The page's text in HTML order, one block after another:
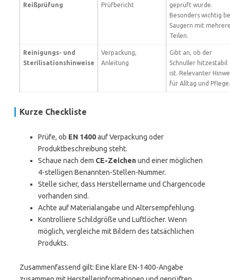
Reißprüfung
Prüfbericht
geprüft wurde.
Besonders wichtig
Saugern mit
Teilen.
Reinigungs- und
Sterilisationshinweise
Verpackung,
Anleitung
Gibt an, ob der
Schnuller hitzestabil
ist. Relevanter
für Alltag und Pflege.
Kurze Checkliste
Prüfe, ob EN 1400auf Verpackung oder
Produktbeschreibung steht.
Schaue nach dem CE-Zeichenund einer möglichen
4-stelligen Benannten-Stellen-Nummer.
Stelle sicher, dass Herstellername und Chargencode
vorhanden sind.
Achte auf Materialangabe und Altersempfehlung.
Kontrolliere Schildgröße und Luftlöcher. Wenn
möglich, vergleiche mit Bildern des tatsächlichen
Produkts.
Zusammenfassend gilt: Eine klare EN-1400-Angabe